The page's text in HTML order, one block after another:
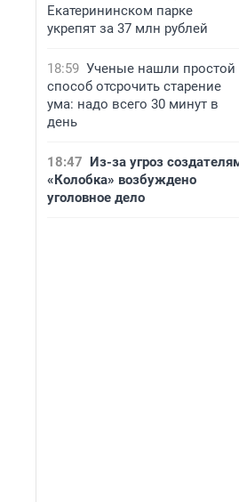
Екатерининском парке
укрепят за 37 млн рублей
18:59 Ученые нашли простой
способ отсрочить старение
ума: надо всего 30 минут в
день
18:47 Из-за угроз
«Колобка» возбуждено
уголовное дело